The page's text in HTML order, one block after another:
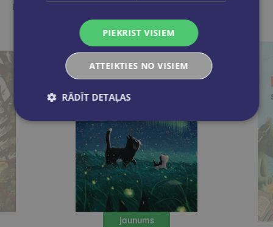
Ieskaties, varbūt noder
Jaunums
PIEKRIST VISIEM
ATTEIKTIES NO VISIEM
RĀDĪT DETAĻAS